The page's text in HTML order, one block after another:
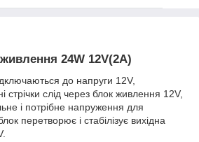
24W 12V(2А)
до напруги 12V,
стрічки слід через блок живлення 12V,
і потрібне напруження для
перетворює і стабілізує вихідна